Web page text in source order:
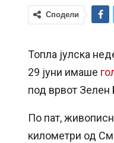
Сподели
Топла јулска
29 јуни имаше
под врвот Зелен
По пат,
километри од